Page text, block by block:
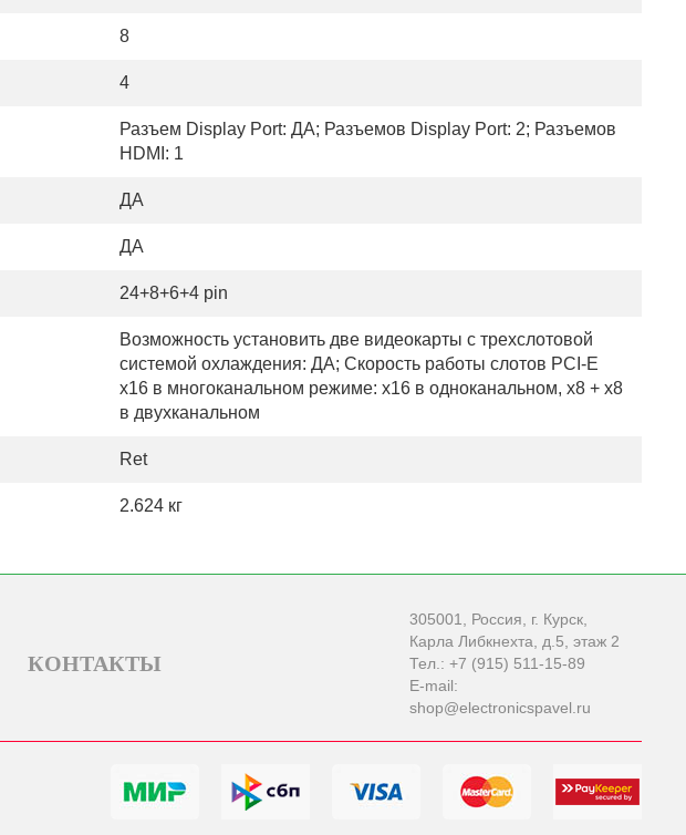
8
4
Разъем Display Port: ДА; Разъемов Display Port: 2; Разъемов
HDMI: 1
ДА
ДА
24+8+6+4 pin
Возможность установить две видеокарты с трехслотовой
системой охлаждения: ДА; Скорость работы слотов PCI-E
x16 в многоканальном режиме: x16 в одноканальном, x8 + x8
в двухканальном
Ret
2.624 кг
КОНТАКТЫ
305001, Россия, г. Курск,
Карла Либкнехта, д.5, этаж 2
Тел.: +7 (915) 511-15-89
E-mail:
shop@electronicspavel.ru